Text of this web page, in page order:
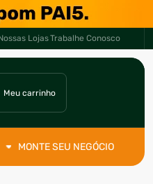
LojasTrabalhe Conosco
MONTE SEU NEGÓCIO